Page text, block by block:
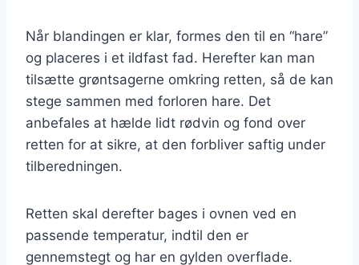
Når blandingen er klar, formes den til en “hare”
og placeres i et ildfast fad. Herefter kan man
tilsætte grøntsagerne omkring retten, så de kan
stege sammen med forloren hare. Det
anbefales at hælde lidt rødvin og fond over
retten for at sikre, at den forbliver saftig under
tilberedningen.
Retten skal derefter bages i ovnen ved en
passende temperatur, indtil den er
gennemstegt og har en gylden overflade.